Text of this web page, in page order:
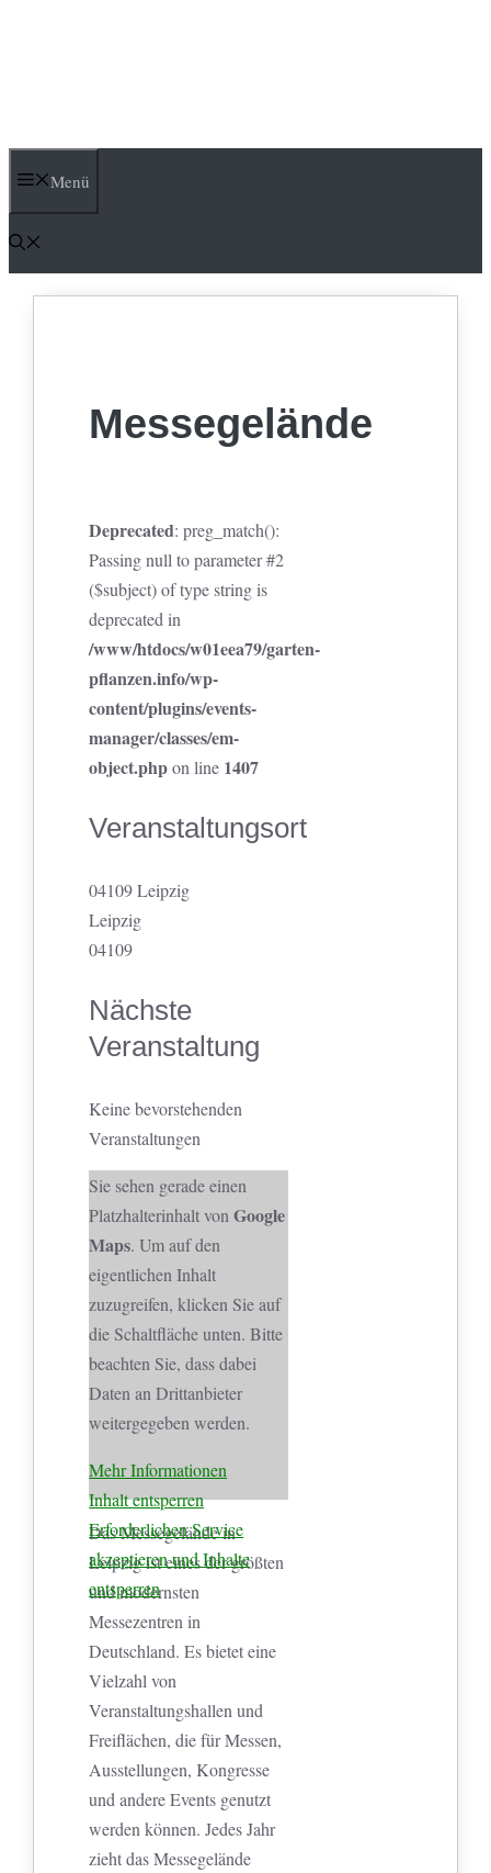
Menü
Messegelände
Deprecated: preg_match():
Passing null to parameter #2
($subject) of type string is
deprecated in
/www/htdocs/w01eea79/garten-
pflanzen.info/wp-
content/plugins/events-
manager/classes/em-
object.phpon line 1407
Veranstaltungsort
04109 Leipzig
Leipzig
04109
Nächste
Veranstaltung
Keine bevorstehenden
Veranstaltungen
Sie sehen gerade einen
Platzhalterinhalt vonGoogle
Maps. Um auf den
eigentlichen Inhalt
zuzugreifen, klicken Sie auf
die Schaltfläche unten. Bitte
beachten Sie, dass dabei
Daten an Drittanbieter
weitergegeben werden.
Mehr Informationen
Inhalt entsperren
Erforderlichen Service
akzeptieren und Inhalte
entsperren
Das Messegelände in
Leipzig ist eines der größten
und modernsten
Messezentren in
Deutschland. Es bietet eine
Vielzahl von
Veranstaltungshallen und
Freiflächen, die für Messen,
Ausstellungen, Kongresse
und andere Events genutzt
werden können. Jedes Jahr
zieht das Messegelände